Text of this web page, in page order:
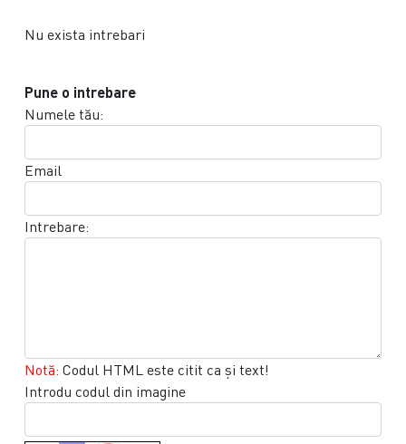
Nu exista intrebari
Pune o intrebare
Numele tău:
Email
Intrebare:
Notă: Codul HTML este citit ca şi text!
Introdu codul din imagine